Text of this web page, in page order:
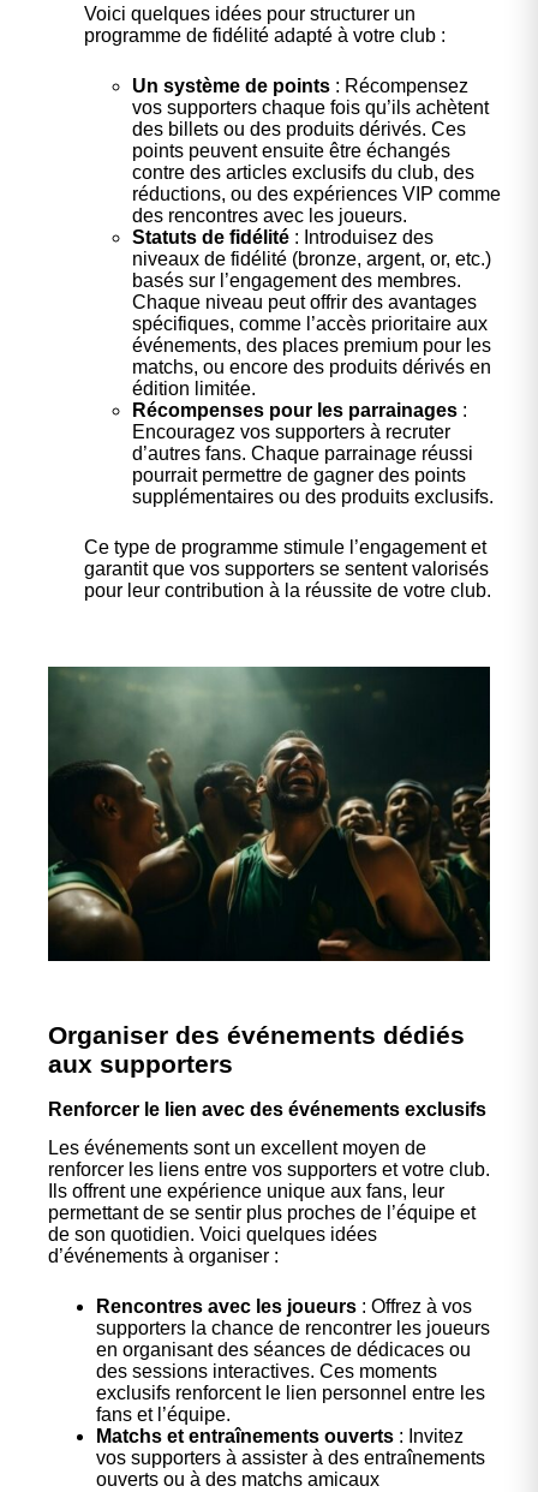
Voici quelques idées pour structurer un
programme de fidélité adapté à votre club :
Un système de points : Récompensez
vos supporters chaque fois qu’ils achètent
des billets ou des produits dérivés. Ces
points peuvent ensuite être échangés
contre des articles exclusifs du club, des
réductions, ou des expériences VIP comme
des rencontres avec les joueurs.
Statuts de fidélité : Introduisez des
niveaux de fidélité (bronze, argent, or, etc.)
basés sur l’engagement des membres.
Chaque niveau peut offrir des avantages
spécifiques, comme l’accès prioritaire aux
événements, des places premium pour les
matchs, ou encore des produits dérivés en
édition limitée.
Récompenses pour les parrainages :
Encouragez vos supporters à recruter
d’autres fans. Chaque parrainage réussi
pourrait permettre de gagner des points
supplémentaires ou des produits exclusifs.
Ce type de programme stimule l’engagement et
garantit que vos supporters se sentent valorisés
pour leur contribution à la réussite de votre club.
Organiser des événements dédiés
aux supporters
Renforcer le lien avec des événements exclusifs
Les événements sont un excellent moyen de
renforcer les liens entre vos supporters et votre club.
Ils offrent une expérience unique aux fans, leur
permettant de se sentir plus proches de l’équipe et
de son quotidien. Voici quelques idées
d’événements à organiser :
Rencontres avec les joueurs : Offrez à vos
supporters la chance de rencontrer les joueurs
en organisant des séances de dédicaces ou
des sessions interactives. Ces moments
exclusifs renforcent le lien personnel entre les
fans et l’équipe.
Matchs et entraînements ouverts : Invitez
vos supporters à assister à des entraînements
ouverts ou à des matchs amicaux